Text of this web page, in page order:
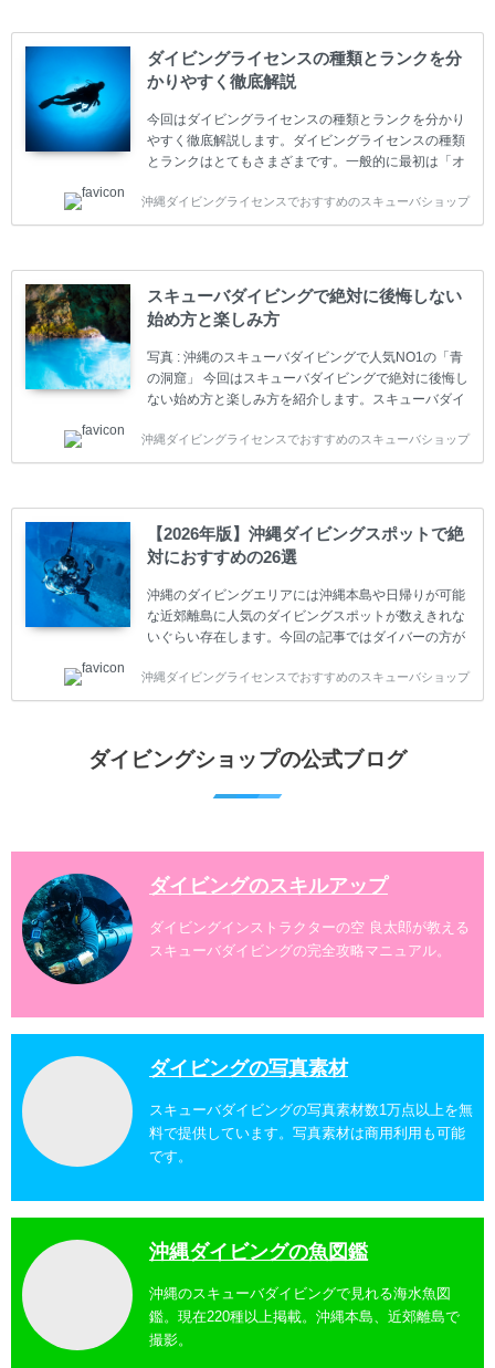
ダイビングライセンスの種類とランクを分
かりやすく徹底解説
今回はダイビングライセンスの種類とランクを分かり
やすく徹底解説します。ダイビングライセンスの種類
とランクはとてもさまざまです。一般的に最初は「オ
す。 ダイビングのライセンスカードはダイビングの教
育機関もしくは指導団体が発行しています。教育機関
ダイバーの育成・指導や安全管理、環境保全などの活
動をしています。 ダイビングライセンスの種類はエン
トリーレベルのライセンスからプロレベルのライセン
スまでランク分けされています。各教育機関(指導団
体)によってライセンスカードの名称、トレーニング内
容に違いがありま...
沖縄ダイビングライセンスでおすすめのスキューバショップ
スキューバダイビングで絶対に後悔しない
始め方と楽しみ方
写真 : 沖縄のスキューバダイビングで人気NO1の「青
の洞窟」 今回はスキューバダイビングで絶対に後悔し
ない始め方と楽しみ方を紹介します。スキューバダイ
やまだ始めて間もない初心者の方に必見の内容です。
スキューバダイビングの始め方と楽しみ方について学
ててしまうと、せっかく楽しみにしていたスキューバ
ダイビングが台無しになり後悔することになってしま
うかもしれません。 又、スキューバダイビングは事故
のリスクがあるスポーツでもあります。もしかしたら
危険な思いをしてしまうかもしれません。 今回は現地
ダイビング...
沖縄ダイビングライセンスでおすすめのスキューバショップ
【2026年版】沖縄ダイビングスポットで絶
対におすすめの26選
沖縄のダイビングエリアには沖縄本島や日帰りが可能
な近郊離島に人気のダイビングスポットが数えきれな
いぐらい存在します。今回の記事ではダイバーの方が
グスポットを紹介します。 当スクールは、沖縄本島で
は北谷町、嘉手納町、読谷村、恩納村、名護市、本部
案内しております。 ダイビングライセンスをお持ちの
沖縄ダイビングライセンスでおすすめのスキューバショップ
ダイビングショップの公式ブログ
ダイビングのスキルアップ
ダイビングインストラクターの空 良太郎が教える
スキューバダイビングの完全攻略マニュアル。
ダイビングの写真素材
スキューバダイビングの写真素材数1万点以上を無
料で提供しています。写真素材は商用利用も可能
です。
沖縄ダイビングの魚図鑑
沖縄のスキューバダイビングで見れる海水魚図
鑑。現在220種以上掲載。沖縄本島、近郊離島で
撮影。